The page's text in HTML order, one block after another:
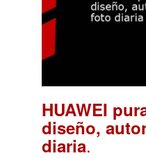
HUAWEI
diseño,
diaria.